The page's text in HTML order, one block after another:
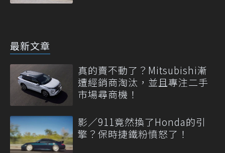
最新文章
真的賣不動了？Mitsubishi漸
遭經銷商淘汰，並且專注二手
市場尋商機！
影／911竟然換了Honda的引
擎？保時捷鐵粉憤怒了！